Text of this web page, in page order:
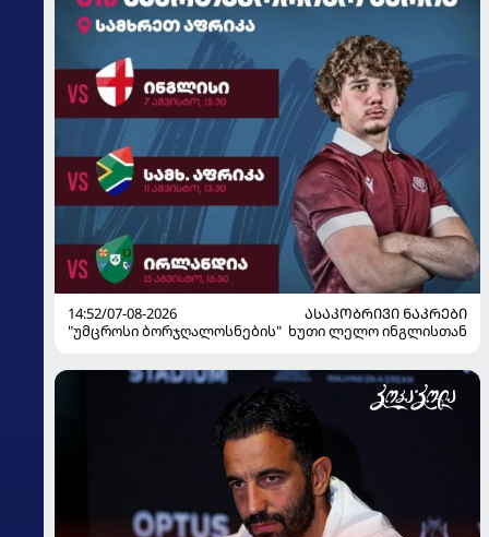
14:52/07-08-2026
ᲐᲡᲐᲙᲝᲑᲠᲘᲕᲘ ᲜᲐᲙᲠᲔᲑᲘ
"უმცროსი ბორჯღალოსნების" ხუთი ლელო ინგლისთან